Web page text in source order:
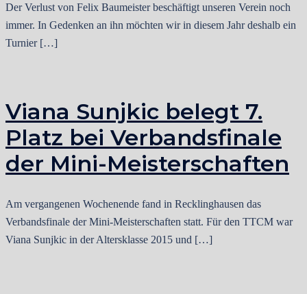
Der Verlust von Felix Baumeister beschäftigt unseren Verein noch
immer. In Gedenken an ihn möchten wir in diesem Jahr deshalb ein
Turnier […]
Viana Sunjkic belegt 7.
Platz bei Verbandsfinale
der Mini-Meisterschaften
Am vergangenen Wochenende fand in Recklinghausen das
Verbandsfinale der Mini-Meisterschaften statt. Für den TTCM war
Viana Sunjkic in der Altersklasse 2015 und […]